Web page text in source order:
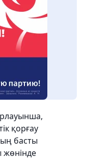
қорғау
басты
жөнінде